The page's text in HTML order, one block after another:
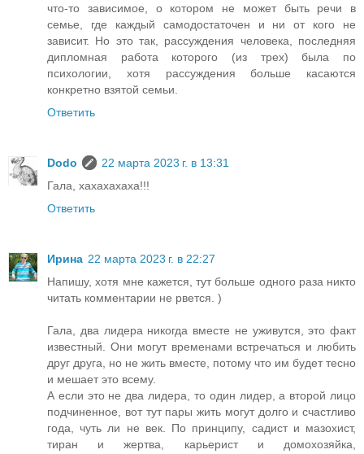
что-то зависимое, о котором не может быть речи в
семье, где каждый самодостаточен и ни от кого не
зависит. Но это так, рассуждения человека, последняя
дипломная работа которого (из трех) была по
психологии, хотя рассуждения больше касаются
конкретно взятой семьи.
Ответить
Dodo
22 марта 2023 г. в 13:31
Гала, хахахахаха!!!
Ответить
Ирина 22 марта 2023 г. в 22:27
Напишу, хотя мне кажется, тут больше одного раза никто
читать комментарии не рвется. )
Гала, два лидера никогда вместе не уживутся, это факт
известный. Они могут временами встречаться и любить
друг друга, но не жить вместе, потому что им будет тесно
и мешает это всему.
А если это не два лидера, то один лидер, а второй лицо
подчиненное, вот тут пары жить могут долго и счастливо
года, чуть ли не век. По принципу, садист и мазохист,
тиран и жертва, карьерист и домохозяйка,